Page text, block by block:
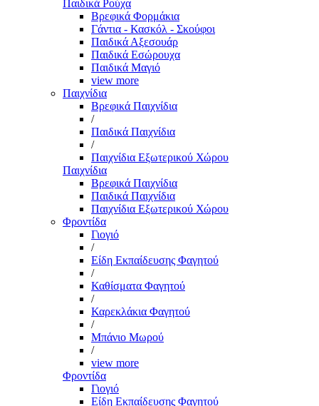
Παιδικά Ρούχα
Βρεφικά Φορμάκια
Γάντια - Κασκόλ - Σκούφοι
Παιδικά Αξεσουάρ
Παιδικά Εσώρουχα
Παιδικά Μαγιό
view more
Παιχνίδια
Βρεφικά Παιχνίδια
/
Παιδικά Παιχνίδια
/
Παιχνίδια Εξωτερικού Χώρου
Παιχνίδια
Βρεφικά Παιχνίδια
Παιδικά Παιχνίδια
Παιχνίδια Εξωτερικού Χώρου
Φροντίδα
Γιογιό
/
Είδη Εκπαίδευσης Φαγητού
/
Καθίσματα Φαγητού
/
Καρεκλάκια Φαγητού
/
Μπάνιο Μωρού
/
view more
Φροντίδα
Γιογιό
Είδη Εκπαίδευσης Φαγητού